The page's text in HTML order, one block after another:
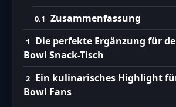
Zusammenfassung
Die perfekte Ergänzung für
Bowl Snack-Tisch
Ein kulinarisches Highlight
Bowl Fans